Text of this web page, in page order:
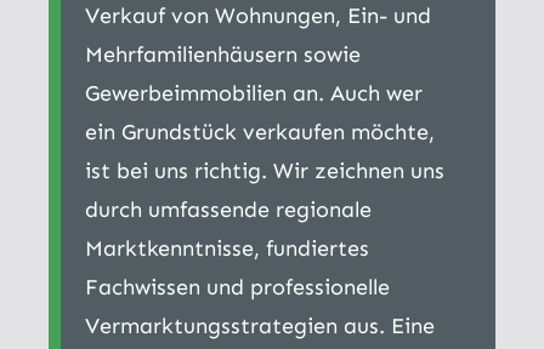
Verkauf von Wohnungen, Ein- und
Mehrfamilienhäusern sowie
Gewerbeimmobilien an. Auch wer
ein Grundstück verkaufen möchte,
ist bei uns richtig. Wir zeichnen uns
durch umfassende regionale
Marktkenntnisse, fundiertes
Fachwissen und professionelle
Vermarktungsstrategien aus. Eine